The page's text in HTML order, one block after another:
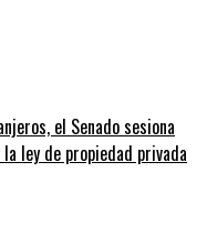
el Senado sesiona
ley de propiedad privada